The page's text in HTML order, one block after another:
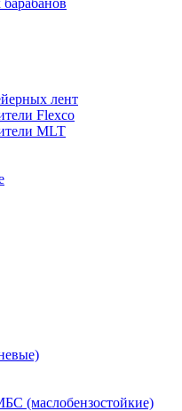
лент
Flexco
MLT
(маслобензостойкие)